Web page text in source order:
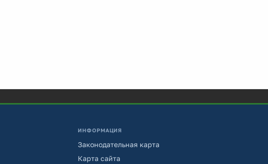
ИНФОРМАЦИЯ
Законодательная карта
Карта сайта